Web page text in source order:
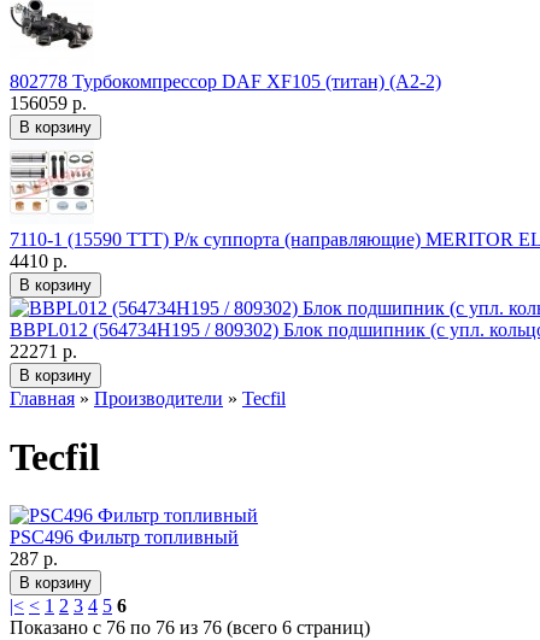
802778 Турбокомпрессор DAF XF105 (титан) (А2-2)
156059 р.
7110-1 (15590 TTT) Р/к суппорта (направляющие) MERITOR
4410 р.
BBPL012 (564734H195 / 809302) Блок подшипник (с упл.
22271 р.
Главная » Производители » Tecfil
Tecfil
PSС496 Фильтр топливный
287 р.
|< < 1 2 3 4 5 6
Показано с 76 по 76 из 76 (всего 6 страниц)